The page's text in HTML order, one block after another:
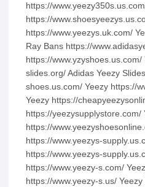
https://
https://
https://www.yeezys.uk.com/
Ray Bans https://
https://
slides.org/ Adidas Yeezy
shoes.us.com/ Yeezy https://
Yeezy https://
https://yeezysupplystore.com/
https://
https://www.yeezys-
https://www.yeezys-
https://www.yeezy-s.com/
https://www.yeezy-s.us/